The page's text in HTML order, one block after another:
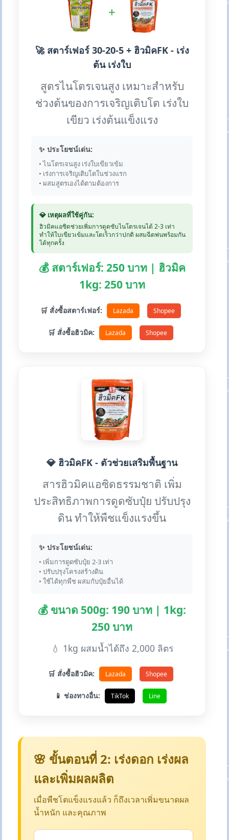
+
🚀 สตาร์เฟอร์ 30-20-5 + ฮิวมิคFK - เร่ง
ต้น เร่งใบ
สูตรไนโตรเจนสูง เหมาะสำหรับ
ช่วงต้นของการเจริญเติบโต เร่งใบ
เขียว เร่งต้นแข็งแรง
✨ ประโยชน์เด่น:
• ไนโตรเจนสูง เร่งใบเขียวเข้ม
• เร่งการเจริญเติบโตในช่วงแรก
• ผสมสูตรเองได้ตามต้องการ
💎 เหตุผลที่ใช้คู่กัน:
ฮิวมิคแอซิดช่วยเพิ่มการดูดซับไนโตรเจนได้ 2-3 เท่า
ทำให้ใบเขียวเข้มและโตเร็วกว่าปกติ ผสมฉีดพ่นพร้อมกัน
ได้ทุกครั้ง
💰 สตาร์เฟอร์: 250 บาท | ฮิวมิค
1kg: 250 บาท
🛒 สั่งซื้อสตาร์เฟอร์: Lazada Shopee
🛒 สั่งซื้อฮิวมิค: Lazada Shopee
💎 ฮิวมิคFK - ตัวช่วยเสริมพื้นฐาน
สารฮิวมิคแอซิดธรรมชาติ เพิ่ม
ประสิทธิภาพการดูดซับปุ๋ย ปรับปรุง
ดิน ทำให้พืชแข็งแรงขึ้น
✨ ประโยชน์เด่น:
• เพิ่มการดูดซับปุ๋ย 2-3 เท่า
• ปรับปรุงโครงสร้างดิน
• ใช้ได้ทุกพืช ผสมกับปุ๋ยอื่นได้
💰 ขนาด 500g: 190 บาท | 1kg:
250 บาท
💧 1kg ผสมน้ำได้ถึง 2,000 ลิตร
🛒 สั่งซื้อฮิวมิค: Lazada Shopee
📱 ช่องทางอื่น: TikTok Line
🌸 ขั้นตอนที่ 2: เร่งดอก เร่งผล
และเพิ่มผลผลิต
เมื่อพืชโตแข็งแรงแล้ว ก็ถึงเวลาเพิ่มขนาดผล
น้ำหนัก และคุณภาพ